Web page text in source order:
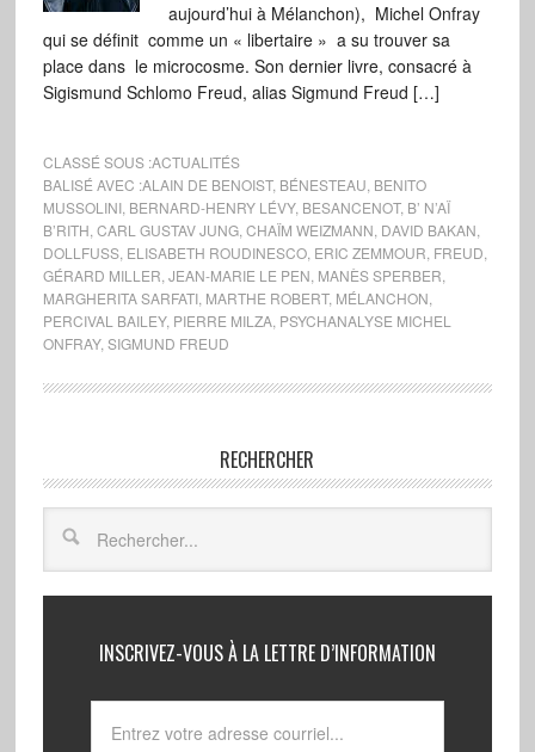
aujourd’hui à Mélanchon), Michel Onfray
qui se définit comme un « libertaire » a su trouver sa
place dans le microcosme. Son dernier livre, consacré à
Sigismund Schlomo Freud, alias Sigmund Freud […]
CLASSÉ SOUS :ACTUALITÉS
BALISÉ AVEC :ALAIN DE BENOIST, BÉNESTEAU BENITO
MUSSOLINI, BERNARD-HENRY LÉVY, BESANCENOT, B’ N’AÏ
B’RITH CARL GUSTAV JUNG, CHAÏM WEIZMANN DAVID BAKAN
DOLLFUSS, ELISABETH ROUDINESCO, ERIC ZEMMOUR FREUD
GÉRARD MILLER JEAN-MARIE LE PEN MANÈS SPERBER
MARGHERITA SARFATI, MARTHE ROBERT, MÉLANCHON
PERCIVAL BAILEY, PIERRE MILZA, PSYCHANALYSE MICHEL
ONFRAY, SIGMUND FREUD
RECHERCHER
INSCRIVEZ-VOUS À LA LETTRE D’INFORMATION